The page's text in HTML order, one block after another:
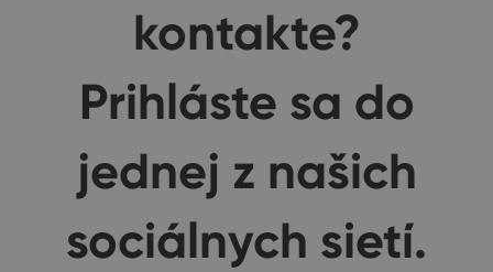
kontakte?
Prihláste sa do
jednej z našich
sociálnych sietí.